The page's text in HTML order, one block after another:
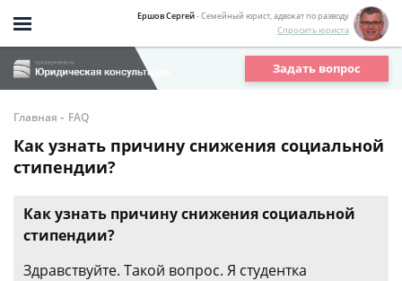
Ершов Сергей- Семейный юрист, адвокат по разводу
Спросить юриста
Задать вопрос
Главная - FAQ
Как узнать причину снижения социальной
стипендии?
Как узнать причину снижения социальной
стипендии?
Здравствуйте. Такой вопрос. Я студентка